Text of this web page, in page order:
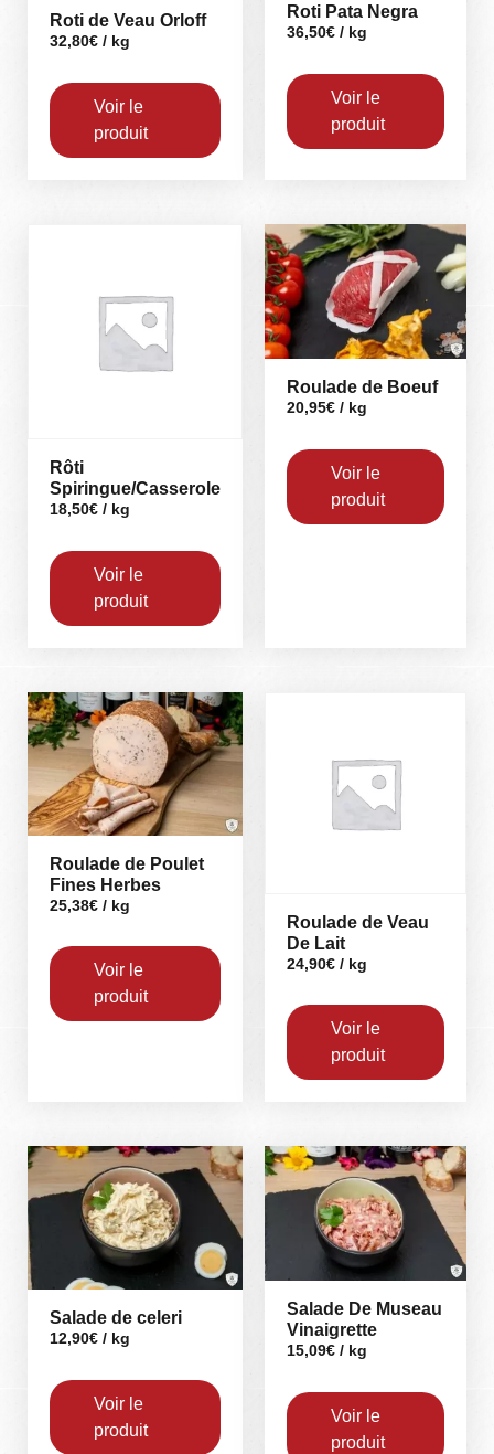
Roti de Veau Orloff
32,80€ / kg
Voir le
produit
Roti Pata Negra
36,50€ / kg
Voir le
produit
Rôti
Spiringue/Casserole
18,50€ / kg
Voir le
produit
Roulade de Boeuf
20,95€ / kg
Voir le
produit
Roulade de Poulet
Fines Herbes
25,38€ / kg
Voir le
produit
Roulade de Veau
De Lait
24,90€ / kg
Voir le
produit
Salade de celeri
12,90€ / kg
Voir le
produit
Salade De Museau
Vinaigrette
15,09€ / kg
Voir le
produit